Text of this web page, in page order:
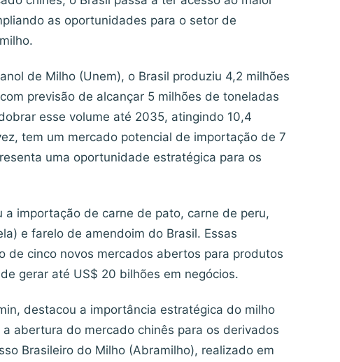
as oportunidades para o setor de
de Milho (Unem), o Brasil produziu 4,2 milhões
previsão de alcançar 5 milhões de toneladas
esse volume até 2035, atingindo 10,4
tem um mercado potencial de importação de 7
uma oportunidade estratégica para os
a importação de carne de pato, carne de peru,
e farelo de amendoim do Brasil. Essas
de cinco novos mercados abertos para produtos
gerar até US$ 20 bilhões em negócios.
destacou a importância estratégica do milho
abertura do mercado chinês para os derivados
Brasileiro do Milho (Abramilho), realizado em